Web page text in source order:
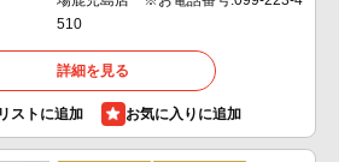
510
詳細を見る
ストに追加